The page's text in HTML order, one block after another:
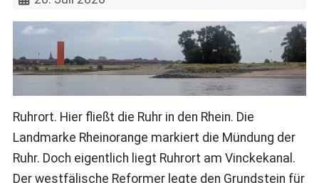
Ruhrort. Hier fließt die Ruhr in den Rhein. Die
Landmarke Rheinorange markiert die Mündung der
Ruhr. Doch eigentlich liegt Ruhrort am Vinckekanal.
Der westfälische Reformer legte den Grundstein für